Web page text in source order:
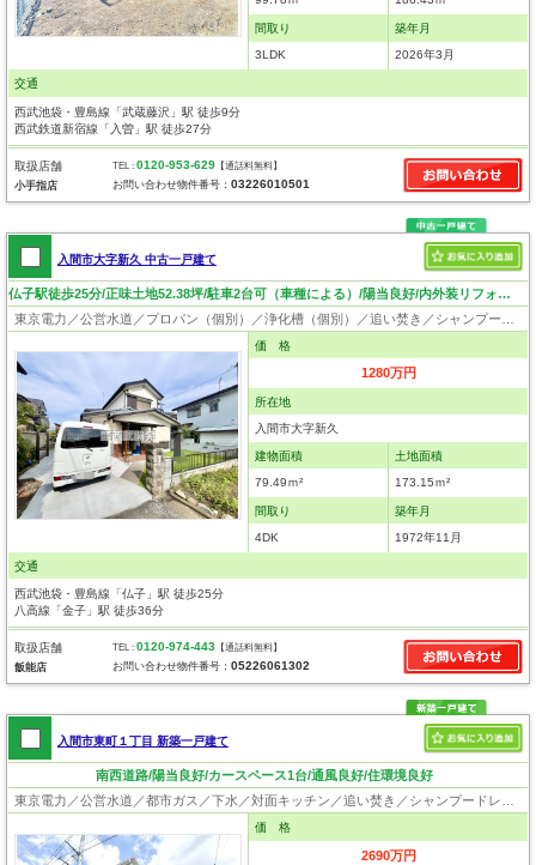
間取り
3LDK
築年月
2026年3月
交通
西武池袋・豊島線「武蔵藤沢」駅 徒歩9分
西武鉄道新宿線「入曽」駅 徒歩27分
取扱店舗
小手指店
TEL :0120-953-629 【通話料無料】
お問い合わせ物件番号：03226010501
入間市大字新久 中古一戸建て
仏子駅徒歩25分/正味土地52.38坪/駐車2台可（車種による）/陽当良好/内外装リフォーム済み
価 格
1280万円
所在地
入間市大字新久
建物面積
79.49ｍ²
土地面積
173.15ｍ²
間取り
4DK
築年月
1972年11月
交通
西武池袋・豊島線「仏子」駅 徒歩25分
八高線「金子」駅 徒歩36分
取扱店舗
飯能店
TEL :0120-974-443 【通話料無料】
お問い合わせ物件番号：05226061302
入間市東町１丁目 新築一戸建て
南西道路/陽当良好/カースペース1台/通風良好/住環境良好
価 格
2690万円